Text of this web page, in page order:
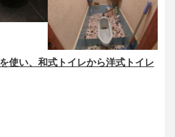
使い、和式トイレから洋式トイレ